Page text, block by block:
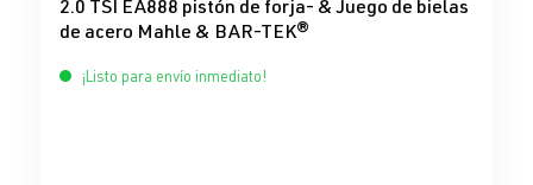
2.0 TSI EA888 pistón de forja- & Juego de bielas
de acero Mahle & BAR-TEK®
¡Listo para envío inmediato!